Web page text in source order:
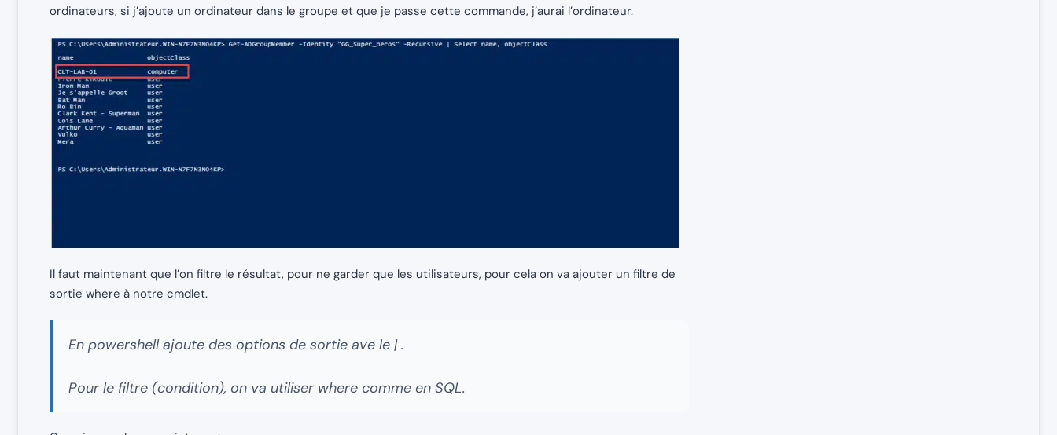
ordinateurs, si j’ajoute un ordinateur dans le groupe et que je passe cette commande, j’aurai l’ordinateur.
Il faut maintenant que l’on filtre le résultat, pour ne garder que les utilisateurs, pour cela on va ajouter un filtre de
sortie where à notre cmdlet.
En powershell ajoute des options de sortie ave le | .
Pour le filtre (condition), on va utiliser where comme en SQL.